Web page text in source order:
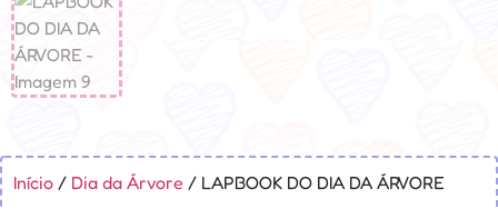
Início / Dia da Árvore / LAPBOOK DO DIA DA ÁRVORE